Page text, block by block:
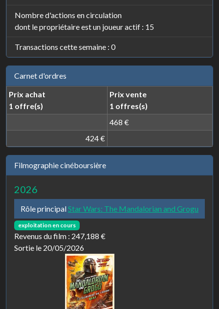
Nombre d'actions en circulation
dont le propriétaire est un joueur actif : 15
Transactions cette semaine : 0
Carnet d'ordres
Prix achat
1 offre(s)
Prix vente
1 offres(s)
468 €
424 €
Filmographie cinéboursière
2026
Rôle principalStar Wars: The Mandalorian and Grogu
exploitation en cours
Revenus du film : 247,188 €
Sortie le 20/05/2026